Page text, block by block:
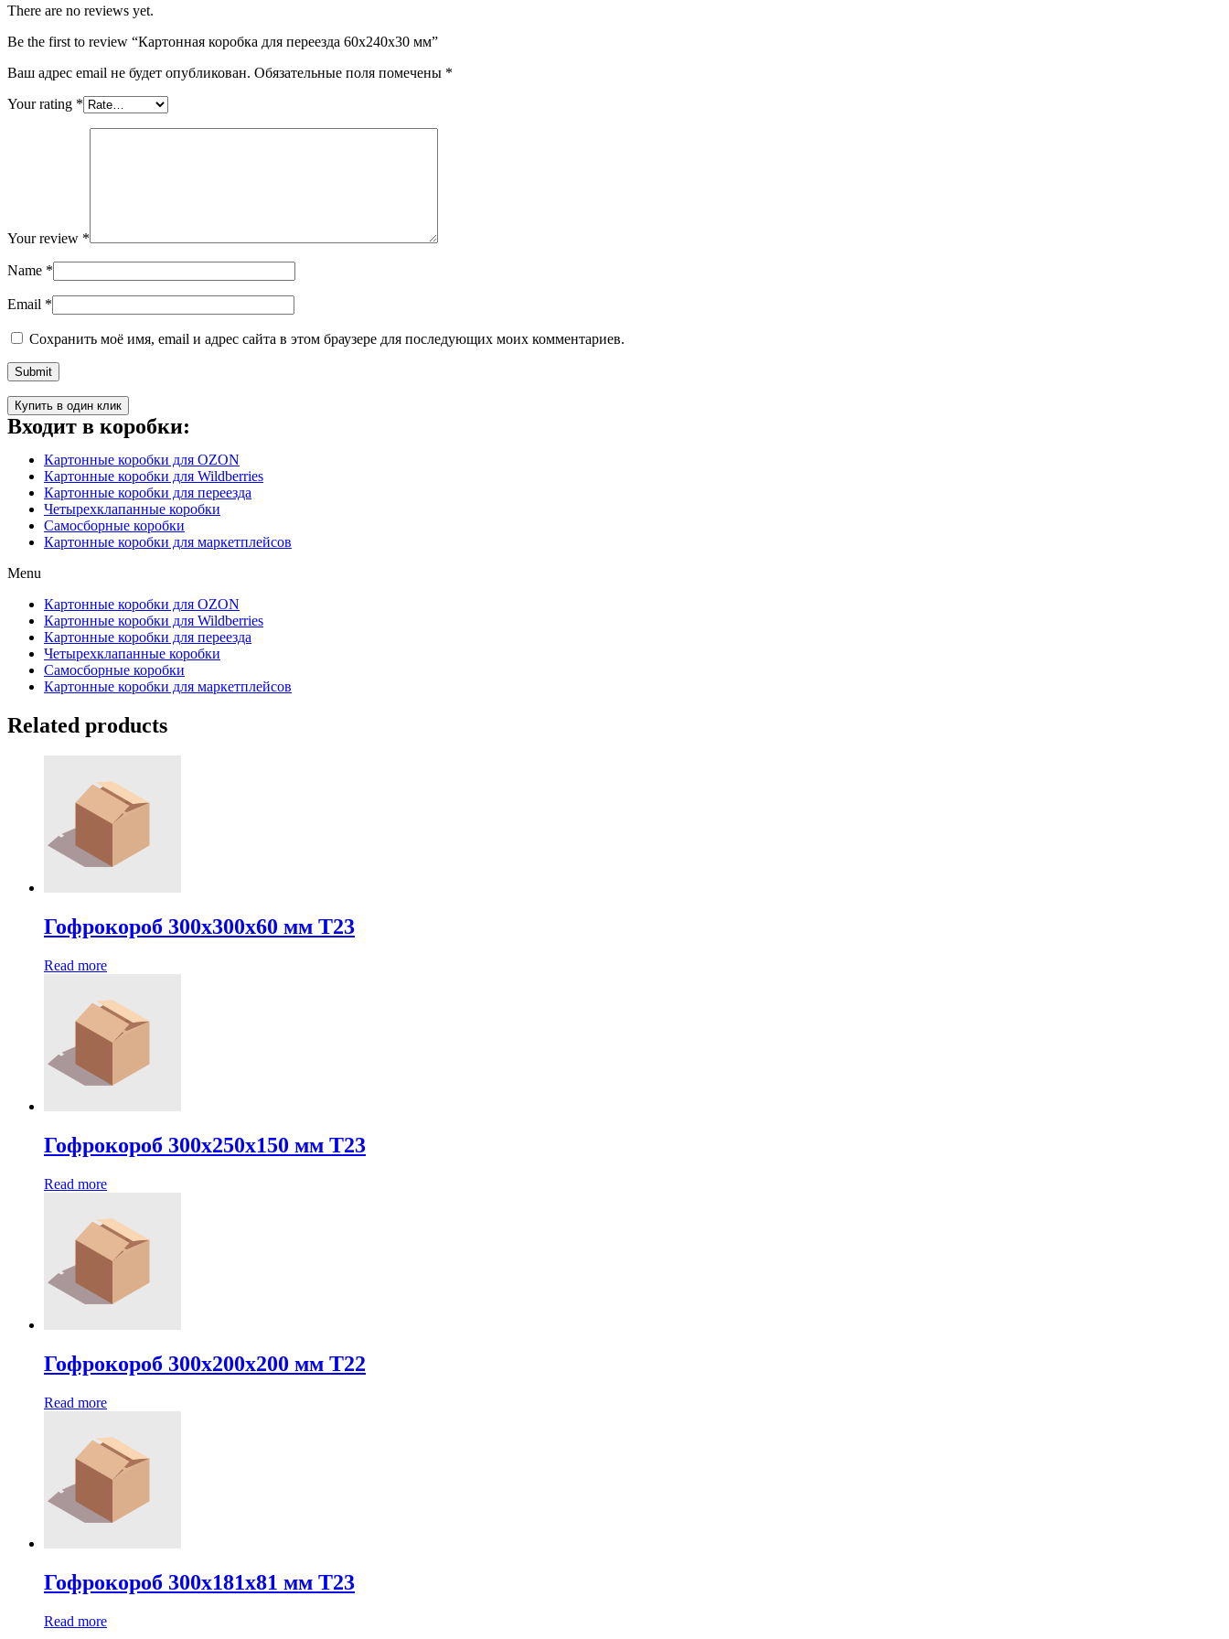
There are no reviews yet.
Be the first to review “Картонная коробка для переезда 60х240х30 мм”
Ваш адрес email не будет опубликован. Обязательные поля помечены *
Your rating *
Your review *
Name *
Email *
Сохранить моё имя, email и адрес сайта в этом браузере для последующих моих комментариев.
Купить в один клик
Входит в коробки:
Картонные коробки для OZON
Картонные коробки для Wildberries
Картонные коробки для переезда
Четырехклапанные коробки
Самосборные коробки
Картонные коробки для маркетплейсов
Menu
Картонные коробки для OZON
Картонные коробки для Wildberries
Картонные коробки для переезда
Четырехклапанные коробки
Самосборные коробки
Картонные коробки для маркетплейсов
Related products
Гофрокороб 300х300х60 мм Т23
Read more
Гофрокороб 300х250х150 мм Т23
Read more
Гофрокороб 300х200х200 мм Т22
Read more
Гофрокороб 300х181х81 мм Т23
Read more